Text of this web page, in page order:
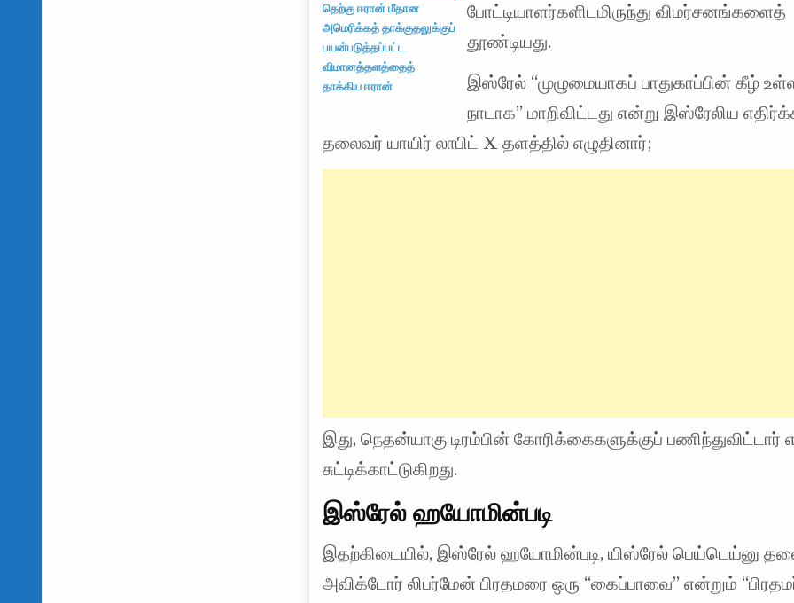
தெற்கு ஈரான் மீதான
அமெரிக்கத் தாக்குதலுக்குப்
பயன்படுத்தப்பட்ட
விமானத்தளத்தைத்
தாக்கிய ஈரான்
போட்டியாளர்களிடமிருந்து விமர்சனங்களைத்
தூண்டியது.
இஸ்ரேல் “முழுமையாகப் பாதுகாப்பின் கீழ்
நாடாக” மாறிவிட்டது என்று இஸ்ரேலிய
தலைவர் யாயிர் லாபிட் X தளத்தில் எழுதினார்;
இது, நெதன்யாகு டிரம்பின் கோரிக்கைகளுக்குப்
சுட்டிக்காட்டுகிறது.
இஸ்ரேல் ஹயோமின்படி
இதற்கிடையில், இஸ்ரேல் ஹயோமின்படி, யிஸ்ரேல் பெய்டெய்னு
அவிக்டோர் லிபர்மேன் பிரதமரை ஒரு “கைப்பாவை” என்றும்